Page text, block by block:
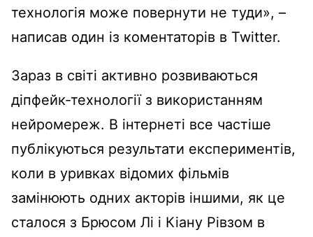
технологія може повернути не туди», –
написав один із коментаторів в Twitter.
Зараз в світі активно розвиваються
діпфейк-технології з використанням
нейромереж. В інтернеті все частіше
публікуються результати експериментів,
коли в уривках відомих фільмів
замінюють одних акторів іншими, як це
сталося з Брюсом Лі і Кіану Рівзом в